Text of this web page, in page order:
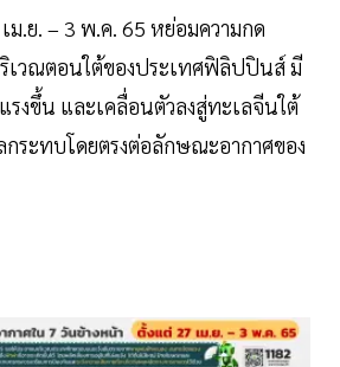
ม.ย. – 3 พ.ค. 65 หย่อมความกด
ริเวณตอนใต้ของประเทศฟิลิปปินส์ มี
รงขึ้น และเคลื่อนตัวลงสู่ทะเลจีนใต้
ระทบโดยตรงต่อลักษณะอากาศของ